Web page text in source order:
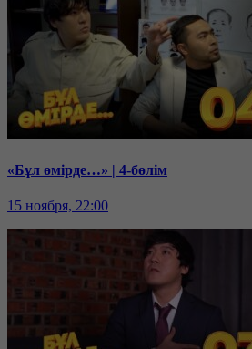
«Бұл өмірде…» | 4-бөлім
15 ноября, 22:00